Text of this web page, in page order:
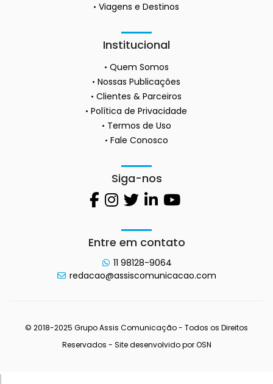
Viagens e Destinos
Institucional
Quem Somos
Nossas Publicações
Clientes & Parceiros
Política de Privacidade
Termos de Uso
Fale Conosco
Siga-nos
Entre em contato
11 98128-9064
redacao@assiscomunicacao.com
© 2018-2025 Grupo Assis Comunicação - Todos os Direitos
Reservados - Site desenvolvido porOSN